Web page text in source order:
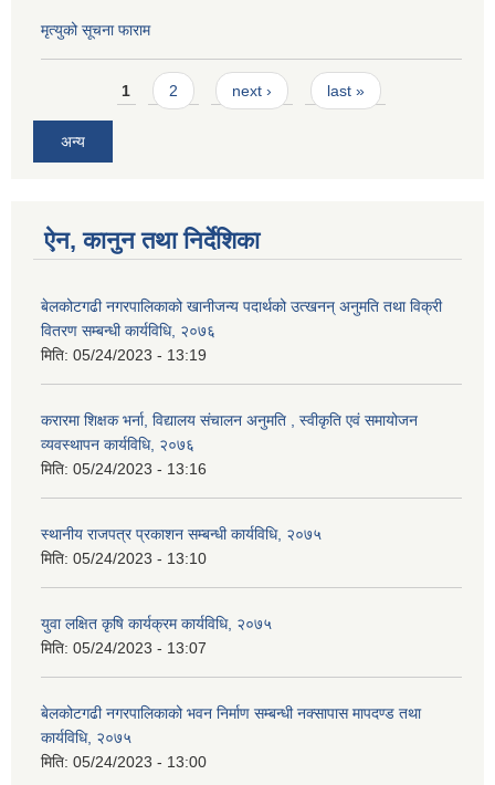
मृत्युको सूचना फाराम
Pages1 2 next › last »
अन्य
ऐन, कानुन तथा निर्देशिका
बेलकोटगढी नगरपालिकाको खानीजन्य पदार्थको उत्खनन् अनुमति तथा विक्री
वितरण सम्बन्धी कार्यविधि, २०७६
मिति: 05/24/2023 - 13:19
करारमा शिक्षक भर्ना, विद्यालय संचालन अनुमति , स्वीकृति एवं समायोजन
व्यवस्थापन कार्यविधि, २०७६
मिति: 05/24/2023 - 13:16
स्थानीय राजपत्र प्रकाशन सम्बन्धी कार्यविधि, २०७५
मिति: 05/24/2023 - 13:10
युवा लक्षित कृषि कार्यक्रम कार्यविधि, २०७५
मिति: 05/24/2023 - 13:07
बेलकोटगढी नगरपालिकाको भवन निर्माण सम्बन्धी नक्सापास मापदण्ड तथा
कार्यविधि, २०७५
मिति: 05/24/2023 - 13:00